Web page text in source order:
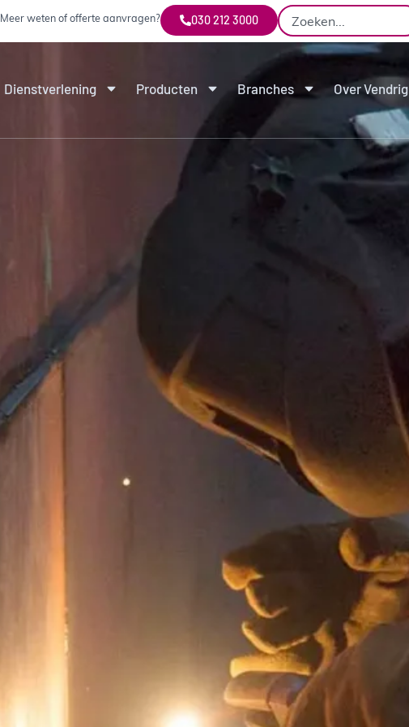
Meer weten of offerte aanvragen? 030 212 3000
Dienstverlening Producten Branches Over Vendrig